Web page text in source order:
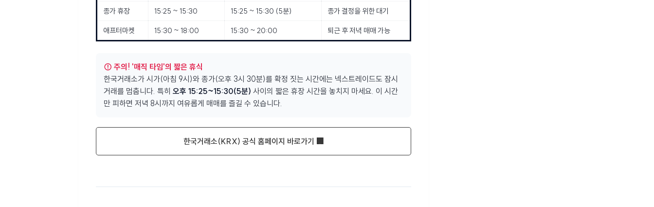
종가 휴장 15:25 ~ 15:30 15:25 ~ 15:30 (5분) 종가 결정을 위한 대기
애프터마켓 15:30 ~ 18:00 15:30 ~ 20:00 퇴근 후 저녁 매매 가능
⚠️ 주의! '매직 타임'의 짧은 휴식
한국거래소가 시가(아침 9시)와 종가(오후 3시 30분)를 확정 짓는 시간에는 넥스트레이드도 잠시
거래를 멈춥니다. 특히 오후 15:25~15:30(5분) 사이의 짧은 휴장 시간을 놓치지 마세요. 이 시간
만 피하면 저녁 8시까지 여유롭게 매매를 즐길 수 있습니다.
한국거래소(KRX) 공식 홈페이지 바로가기 🏢